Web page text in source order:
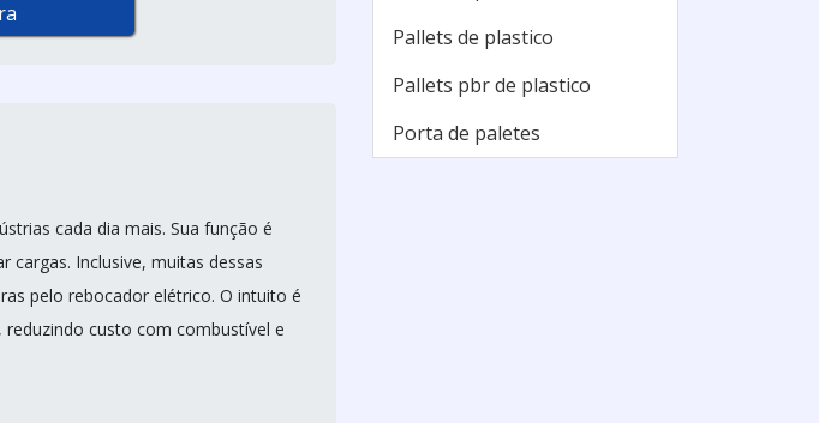
cada dia mais. Sua função é
cargas. Inclusive, muitas dessas
pelo rebocador elétrico. O intuito é
custo com combustível e
Trator rebocador
Veículos rebocadores
Pallets de plastico
Pallets pbr de plastico
Porta de paletes